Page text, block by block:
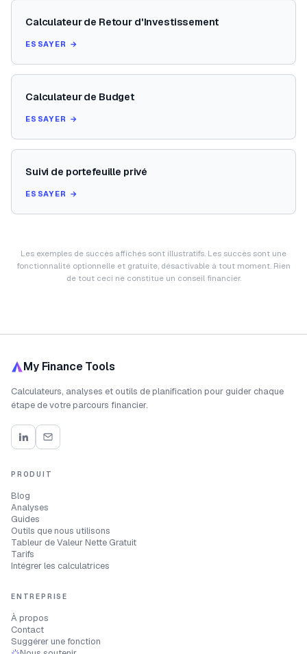
Calculateur de Retour d'Investissement
ESSAYER →
Calculateur de Budget
ESSAYER →
Suivi de portefeuille privé
ESSAYER →
Les exemples de succès affichés sont illustratifs. Les succès sont une
fonctionnalité optionnelle et gratuite, désactivable à tout moment. Rien
de tout ceci ne constitue un conseil financier.
My Finance Tools
Calculateurs, analyses et outils de planification pour guider chaque
étape de votre parcours financier.
PRODUIT
Blog
Analyses
Guides
Outils que nous utilisons
Tableur de Valeur Nette Gratuit
Tarifs
Intégrer les calculatrices
ENTREPRISE
À propos
Contact
Suggérer une fonction